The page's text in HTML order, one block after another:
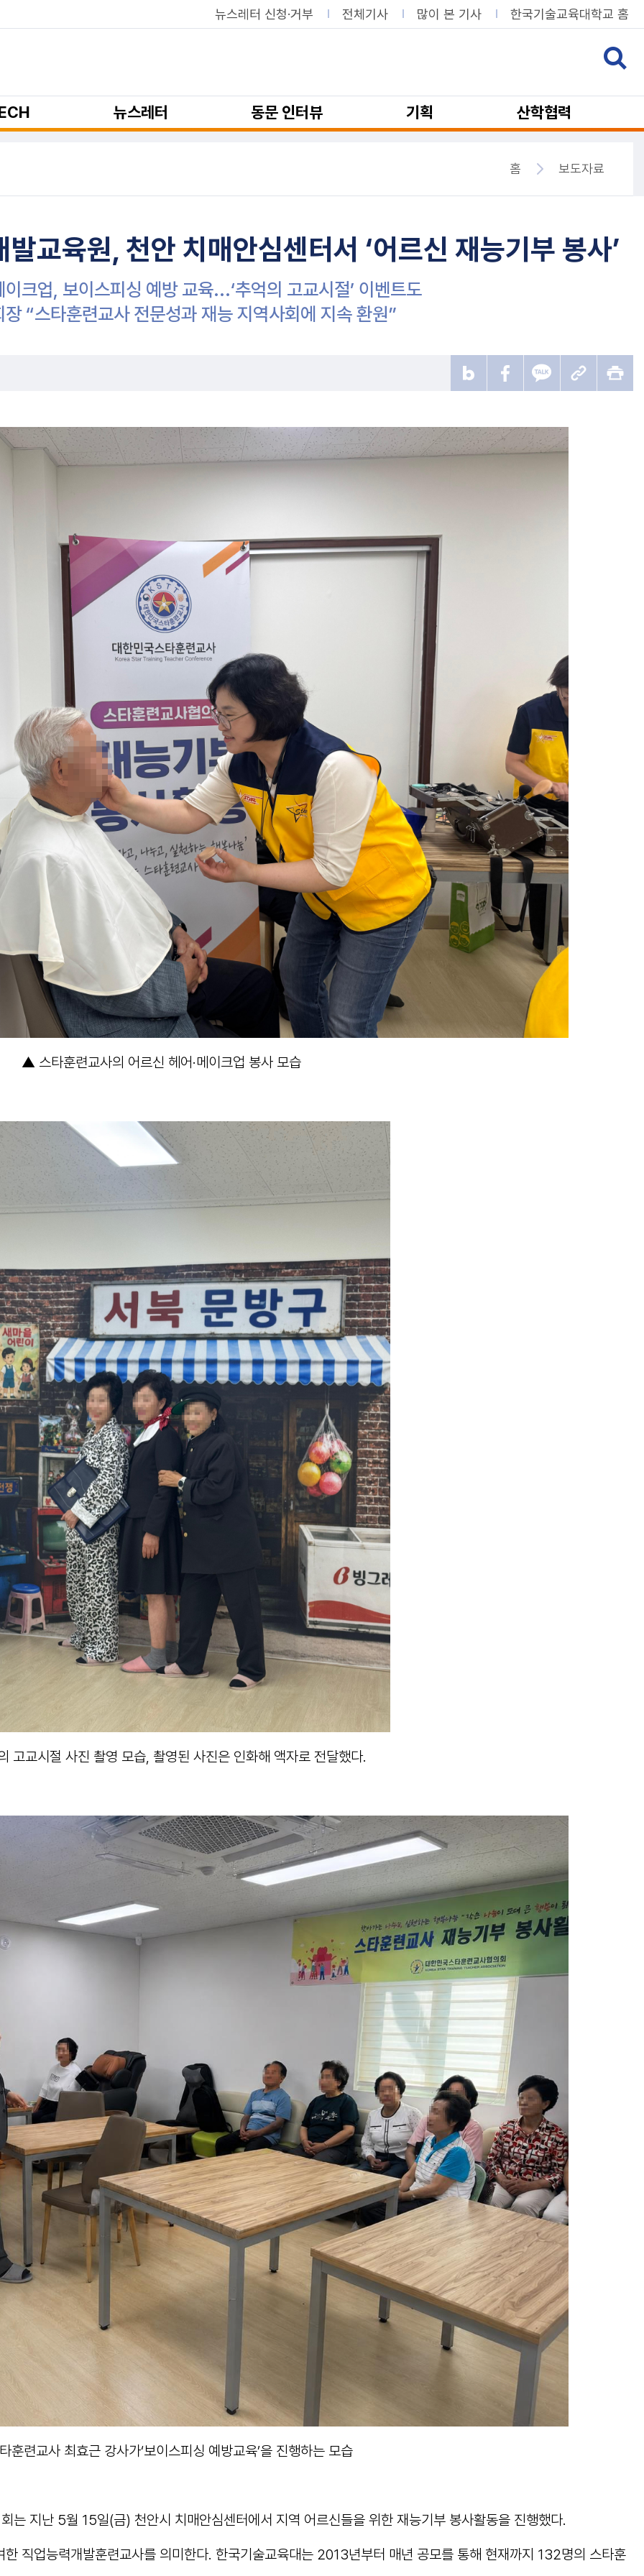
뉴스레터 신청·거부 전체기사 많이 본 기사 한국기술교육대학교 홈
뉴스레터 동문 인터뷰 기획 산학협력
홈 보도자료
교육원, 천안 치매안심센터서 ‘어르신 재능기부 봉사’
크업, 보이스피싱 예방 교육...‘추억의 고교시절’ 이벤트도
“스타훈련교사 전문성과 재능 지역사회에 지속 환원”
▲ 스타훈련교사의 어르신 헤어·메이크업 봉사 모습
고교시절 사진 촬영 모습, 촬영된 사진은 인화해 액자로 전달했다.
훈련교사 최효근 강사가‘보이스피싱 예방교육’을 진행하는 모습
는 지난 5월 15일(금) 천안시 치매안심센터에서 지역 어르신들을 위한 재능기부 봉사활동을 진행했다.
한 직업능력개발훈련교사를 의미한다. 한국기술교육대는 2013년부터 매년 공모를 통해 현재까지 132명의 스타훈